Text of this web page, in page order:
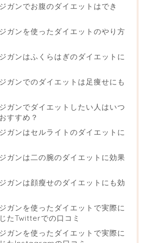
ガンでお腹のダイエットはでき
ガンを使ったダイエットのやり方
ガンはふくらはぎのダイエットに
ガンでのダイエットは足痩せにも
ガンでダイエットしたい人はいつ
すすめ？
ガンはセルライトのダイエットに
ガンは二の腕のダイエットに効果
ガンは顔瘦せのダイエットにも効
ガンを使ったダイエットで実際に
たTwitterでの口コミ
ガンを使ったダイエットで実際に